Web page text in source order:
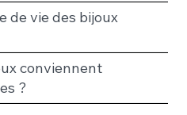
de vie des bijoux
conviennent
?